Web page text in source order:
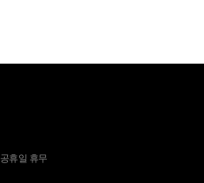
휴일 휴무